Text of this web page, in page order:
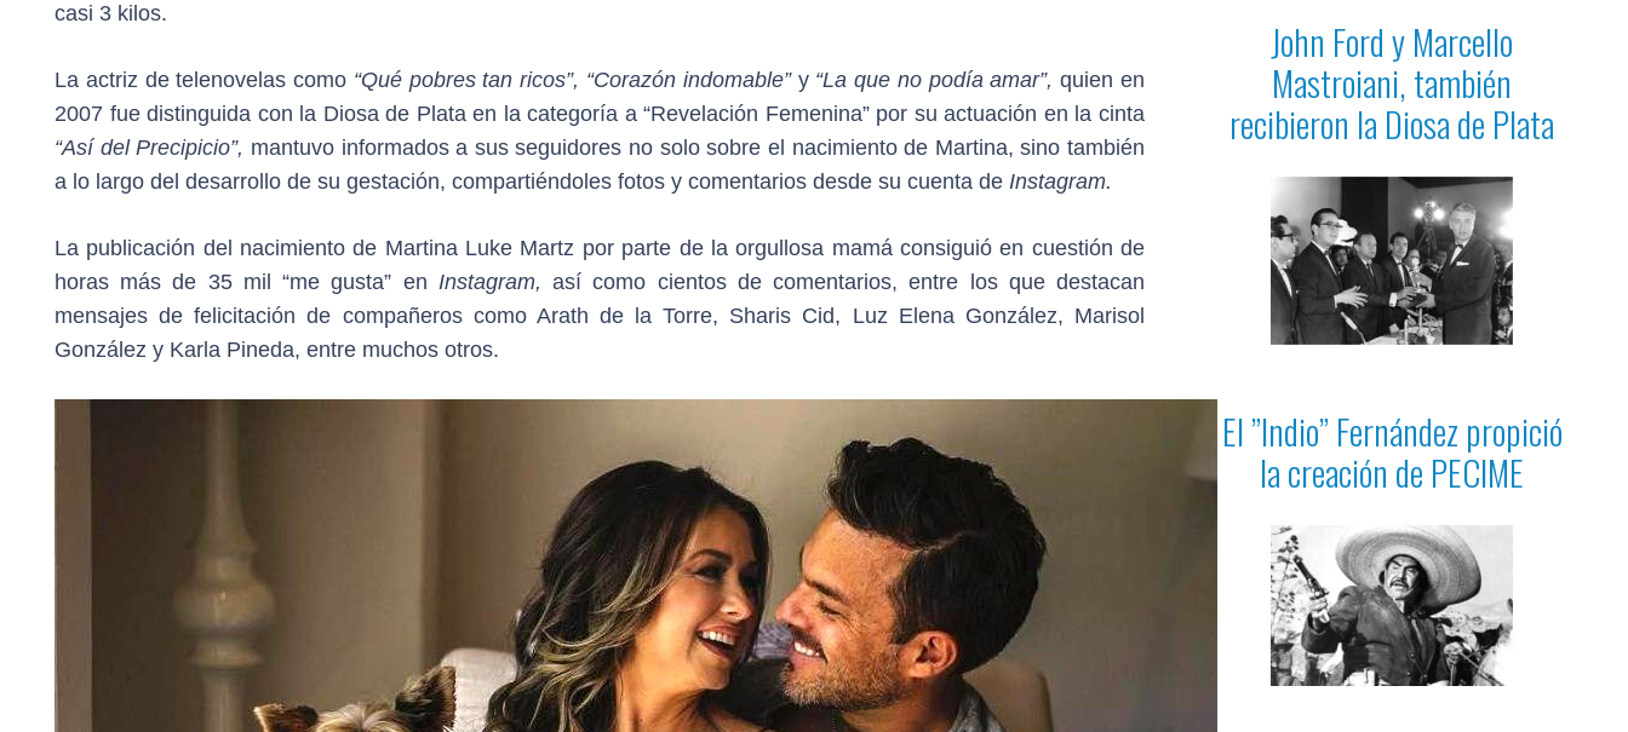
casi 3 kilos.
La actriz de telenovelas como “Qué pobres tan ricos”, “Corazón indomable” y“La que no podía amar”,quien en
2007 fue distinguida con la Diosa de Plata en la categoría a “Revelación Femenina” por su actuación en la cinta
“Así del Precipicio”, mantuvo informados a sus seguidores no solo sobre el nacimiento de Martina, sino también
a lo largo del desarrollo de su gestación, compartiéndoles fotos y comentarios desde su cuenta de Instagram.
La publicación del nacimiento de Martina Luke Martz por parte de la orgullosa mamá consiguió en cuestión de
horas más de 35 mil “me gusta” en Instagram, así como cientos de comentarios, entre los que destacan
mensajes de felicitación de compañeros como Arath de la Torre, Sharis Cid, Luz Elena González, Marisol
González y Karla Pineda, entre muchos otros.
John Ford y Marcello
Mastroiani, también
recibieron la Diosa de Plata
El ”Indio” Fernández propició
la creación de PECIME